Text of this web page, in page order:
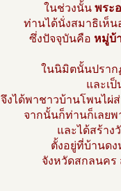
ในช่วงนั้น พระ
ท่านได้นั่งสมาธิเห็
ซึ่งปัจจุบันคือ หมู่บ้
ในนิมิตนั้นปราก
และเ
จึงได้พาชาวบ้านโพนไผ่
จากนั้นก็ท่านก็เลย
และได้สร้าง
ตั้งอยู่ที่บ้านด
จังหวัดสกลนคร